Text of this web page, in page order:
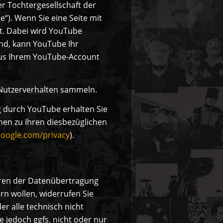
Tochtergesellschaft der
Wenn Sie eine Seite mit
Dabei wird YouTube
kann YouTube Ihr
Ihrem YouTube-Account
sammeln.
YouTube erhalten Sie
zu Ihren diesbezüglichen
privacy).
der Datenübertragung
wollen, widerrufen Sie
alle technisch nicht
jedoch ggfs. nicht oder nur